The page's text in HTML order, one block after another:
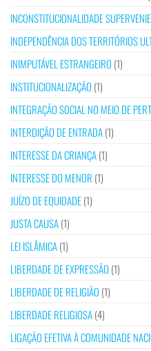
INCONSTITUCIONALIDADE
INDEPENDÊNCIA DOS TERRITÓRIOS
INIMPUTÁVEL ESTRANGEIRO (1)
INSTITUCIONALIZAÇÃO (1)
INTEGRAÇÃO SOCIAL NO MEIO DE
INTERDIÇÃO DE ENTRADA(1)
INTERESSE DA CRIANÇA(1)
INTERESSE DO MENOR (1)
JUÍZO DE EQUIDADE(1)
JUSTA CAUSA(1)
LEI ISLÂMICA(1)
LIBERDADE DE EXPRESSÃO (1)
LIBERDADE DE RELIGIÃO (1)
LIBERDADE RELIGIOSA(4)
LIGAÇÃO EFETIVA À COMUNIDADE